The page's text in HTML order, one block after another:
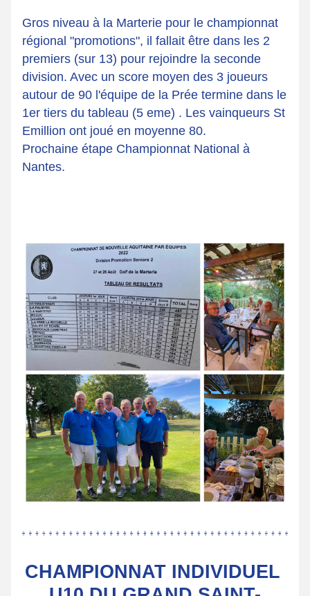
Gros niveau à la Marterie pour le championnat
régional "promotions", il fallait être dans les 2
premiers (sur 13) pour rejoindre la seconde
division. Avec un score moyen des 3 joueurs
autour de 90 l'équipe de la Prée termine dans le
1er tiers du tableau (5 eme) . Les vainqueurs St
Emillion ont joué en moyenne 80.
Prochaine étape Championnat National à
Nantes.
CHAMPIONNAT INDIVIDUEL